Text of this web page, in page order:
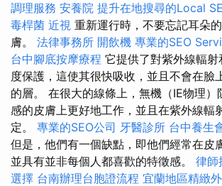
調理服務 安養院 提升在地搜尋的Local
毒桿菌 近視 重新運行時，不要忘記耳朵
膚。 法律事務所 開飲機 專業的SEO
台中腳底按摩療程 它提供了對紫外線輻
度保護，這使其很快吸收，並且不會在臉
的層。 在很大的線條上，無機（IE物理）
感的皮膚上更好地工作，並且在紫外線輻
定。 專業的SEO公司 牙醫診所 台中養生
但是，他們有一個缺點，即他們經常在皮
並具有並非每個人都喜歡的特徵感。 律師
選擇 台南辦理台胞證流程 宜蘭地區精緻